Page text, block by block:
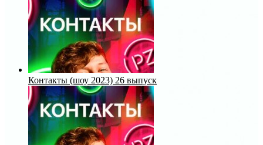
Контакты (шоу 2023) 26 выпуск